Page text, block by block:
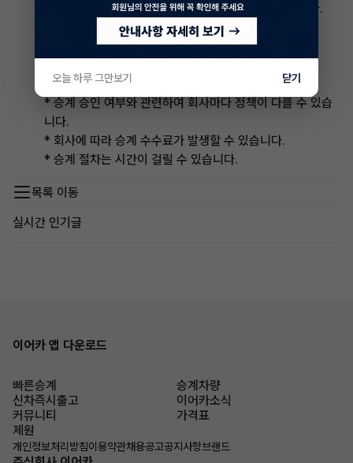
3. 승인 시 장기렌트 계약서를 상속인 명의로 변경합니다.
4. 임대 보증금이 있는 경우 상속인 명의로 변경합니다.
* 승계 승인 여부와 관련하여 회사마다 정책이 다를 수 있습
니다.
* 회사에 따라 승계 수수료가 발생할 수 있습니다.
* 승계 절차는 시간이 걸릴 수 있습니다.
목록 이동
실시간 인기글
이어카 앱 다운로드
빠른승계
승계차량
신차즉시출고
이어카소식
커뮤니티
가격표
제원
개인정보처리방침이용약관채용공고공지사항브랜드
오늘 하루 그만보기 닫기